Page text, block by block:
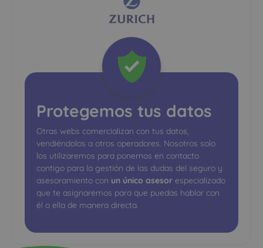
Protegemos tus datos
Otras webs comercializan con tus datos,
vendiéndolos a otros operadores. Nosotros solo
los utilizaremos para ponernos en contacto
contigo para la gestión de las dudas del seguro y
asesoramiento con un único asesor especializado
que te asignaremos para que puedas hablar con
él o ella de manera directa.